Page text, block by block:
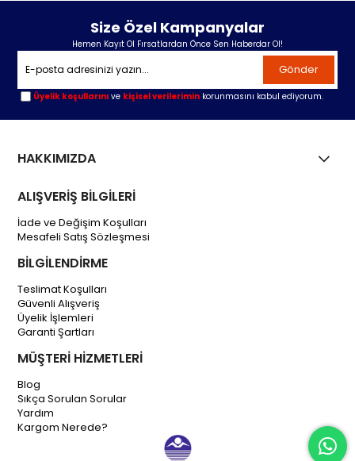
Size Özel Kampanyalar
Hemen Kayıt Ol Fırsatlardan Önce Sen Haberdar Ol!
Gönder
Üyelik koşullarını ve kişisel verilerimin korunmasını kabul ediyorum.
HAKKIMIZDA
ALIŞVERİŞ BİLGİLERİ
İade ve Değişim Koşulları
Mesafeli Satış Sözleşmesi
BİLGİLENDİRME
Teslimat Koşulları
Güvenli Alışveriş
Üyelik İşlemleri
Garanti Şartları
MÜŞTERİ HİZMETLERİ
Blog
Sıkça Sorulan Sorular
Yardım
Kargom Nerede?